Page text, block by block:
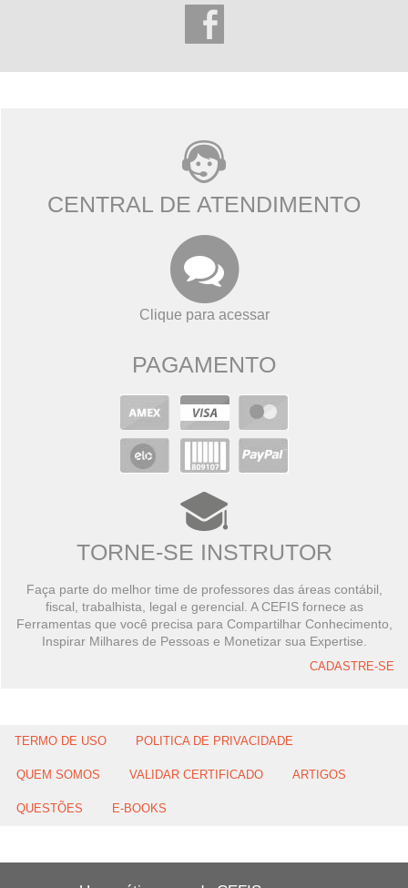
CENTRAL DE ATENDIMENTO
Clique para acessar
PAGAMENTO
TORNE-SE INSTRUTOR
Faça parte do melhor time de professores das áreas contábil,
fiscal, trabalhista, legal e gerencial. A CEFIS fornece as
Ferramentas que você precisa para Compartilhar Conhecimento,
Inspirar Milhares de Pessoas e Monetizar sua Expertise.
CADASTRE-SE
TERMO DE USO POLITICA DE PRIVACIDADE
QUEM SOMOS VALIDAR CERTIFICADO ARTIGOS
QUESTÕES E-BOOKS